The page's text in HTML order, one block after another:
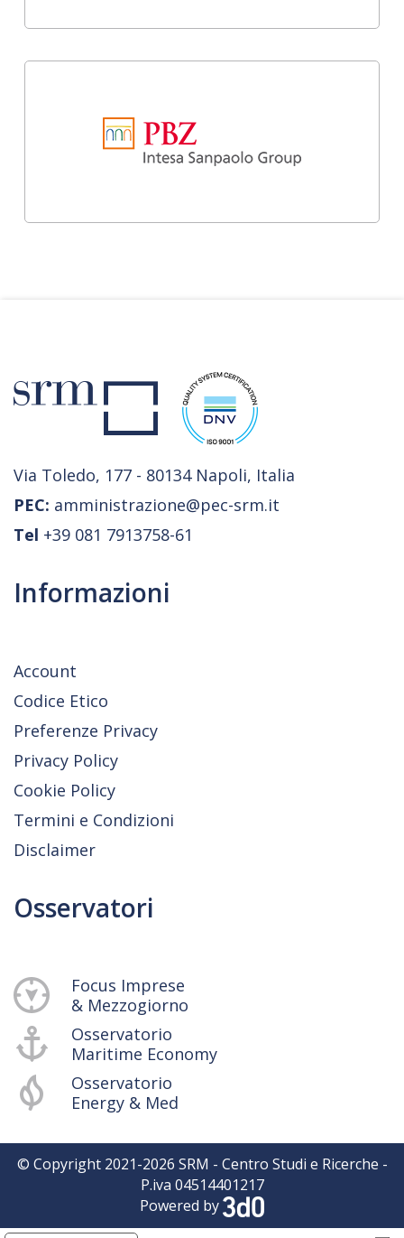
Via Toledo, 177 - 80134 Napoli, Italia
PEC: amministrazione@pec-srm.it
Tel +39 081 7913758-61
Informazioni
Account
Codice Etico
Preferenze Privacy
Privacy Policy
Cookie Policy
Termini e Condizioni
Disclaimer
Osservatori
Focus Imprese
& Mezzogiorno
Osservatorio
Maritime Economy
Osservatorio
Energy & Med
© Copyright 2021-2026 SRM - Centro Studi e Ricerche -
P.iva 04514401217
Powered by